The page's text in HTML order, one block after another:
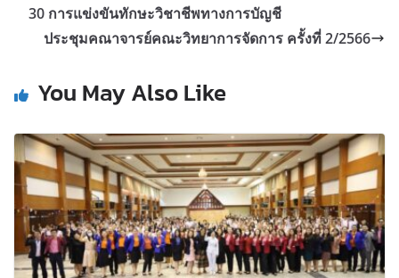
30 การแข่งขันทักษะวิชาชีพทางการบัญชี
ประชุมคณาจารย์คณะวิทยาการจัดการ ครั้งที่ 2/2566
You May Also Like